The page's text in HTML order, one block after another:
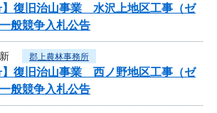
】復旧治山事業 水沢上地区工事（ゼ
般競争入札公告
郡上農林事務所
】復旧治山事業 西ノ野地区工事（ゼ
般競争入札公告